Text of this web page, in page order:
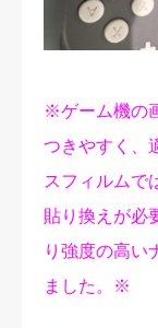
※ゲーム機の
つきやすく、
スフィルムで
貼り換えが必
り強度の高い
ました。※
ご予約・お問合せ
プライバシーポリ